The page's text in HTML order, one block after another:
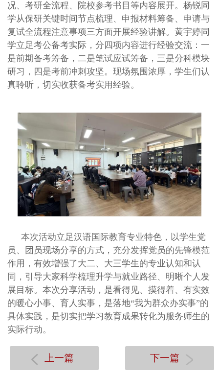
况、考研全流程、院校参考书目等内容展开。杨锐同
学从保研关键时间节点梳理、申报材料筹备、申请与
复试全流程注意事项三方面开展经验讲解。黄宇婷同
学立足考公备考实际，分四项内容进行经验交流：一
是前期备考筹备，二是笔试应试筹备，三是分科模块
研习，四是考前冲刺攻坚。现场氛围浓厚，学生们认
真聆听，切实收获备考实用经验。
本次活动立足汉语国际教育专业特色，以学生党
员、团员现场分享的方式，充分发挥党员的先锋模范
作用，有效增强了大二、大三学生的专业认知和认
同，引导大家科学梳理升学与就业路径、明晰个人发
展目标。本次分享活动，是看得见、摸得着、有实效
的暖心小事、育人实事，是落地“我为群众办实事”的
具体实践，是切实把学习教育成果转化为服务师生的
实际行动。
上一篇 下一篇